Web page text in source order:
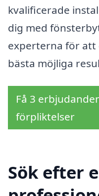
kvalificerade
dig med
experterna för att
bästa möjliga
Få 3
förpliktelser
Sök efter